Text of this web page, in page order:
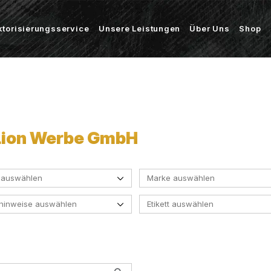
Unsere Leistungen Über Uns Shop
Werbe GmbH
Marke auswählen
auswählen Etikett auswählen